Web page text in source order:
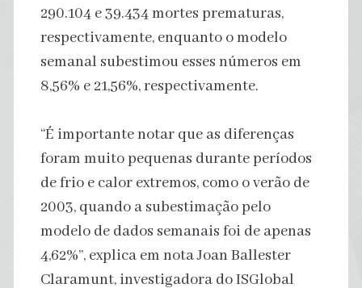
290.104 e 39.434 mortes prematuras,
respectivamente, enquanto o modelo
semanal subestimou esses números em
8,56% e 21,56%, respectivamente.
“É importante notar que as diferenças
foram muito pequenas durante períodos
de frio e calor extremos, como o verão de
2003, quando a subestimação pelo
modelo de dados semanais foi de apenas
4,62%”, explica em nota Joan Ballester
Claramunt, investigadora do ISGlobal